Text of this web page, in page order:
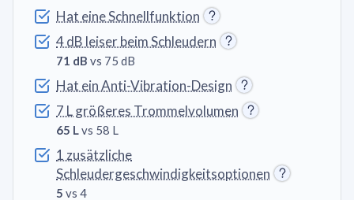
Hat eine Schnellfunktion
4 dB leiser beim Schleudern
71 dB vs 75 dB
Hat ein Anti-Vibration-Design
7 L größeres Trommelvolumen
65 Lvs 58 L
1 zusätzliche
Schleudergeschwindigkeitsoptionen
5 vs 4